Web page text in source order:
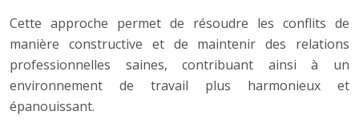
Cette approche permet de résoudre les conflits de
manière constructive et de maintenir des relations
professionnelles saines, contribuant ainsi à un
environnement de travail plus harmonieux et
épanouissant.